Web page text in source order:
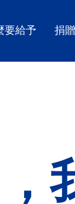
要給予 捐